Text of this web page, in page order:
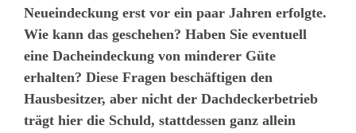
Neueindeckung erst vor ein paar Jahren erfolgte.
Wie kann das geschehen? Haben Sie eventuell
eine Dacheindeckung von minderer Güte
erhalten? Diese Fragen beschäftigen den
Hausbesitzer, aber nicht der Dachdeckerbetrieb
trägt hier die Schuld, stattdessen ganz allein